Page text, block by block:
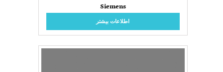
Siemens
اطلاعات بیشتر